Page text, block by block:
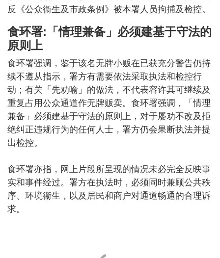
反《公众衞生及市政条例》被本署人员拘捕及检控。
食环署:「情理兼备」必须建基于守法的
原则上
食环署强调，鉴于该名无牌小贩在已获充分警告仍持
续不遵从指示，署方有需要依法采取执法和检控行
动；有关「先劝喻」的做法，不代表容许其可继续及
重复占用公众通道作无牌贩卖。食环署强调，「情理
兼备」必须建基于守法的原则上，对于屡劝不改及拒
绝纠正违规行为的任何人士，署方仍会果断执法并提
出检控。
食环署亦指，网上片段所呈现的情况未必完全反映事
实和事件经过。署方在执法时，必须同时兼顾公共秩
序、环境衞生，以及居民和商户对通道畅通的合理诉
求。